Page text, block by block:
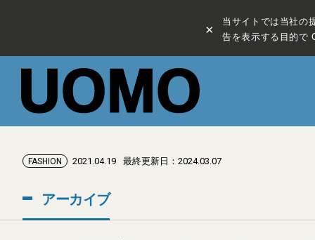
×
当サイトでは当社の
告を表示する目的で
FASHION 2021.04.19 最終更新日：2024.03.07
アーカイブ